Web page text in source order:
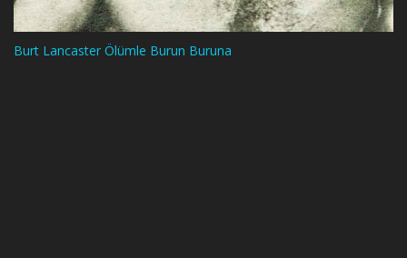
Burt Lancaster Ölümle Burun Buruna